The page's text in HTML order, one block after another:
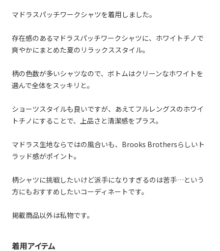
マドラスパッチワークシャツを着用しました。
存在感のあるマドラスパッチワークシャツに、ホワイトチノで
爽やかにまとめた夏のリラックススタイル。
柄の色数が多いシャツなので、ボトムはクリーンなホワイトを
選んで全体をスッキリと。
ショーツスタイルも良いですが、あえてフルレングスのホワイ
トチノにすることで、上品さと清潔感をプラス。
マドラス生地ならではの風合いも、Brooks Brothersらしいト
ラッド感がポイント。
柄シャツに挑戦したいけど派手になりすぎるのは苦手…という
方にもおすすめしたいコーディネートです。
掲載商品以外は私物です。
着用アイテム